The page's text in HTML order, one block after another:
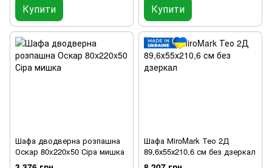
Купити Купити
Шафа дводверна розпашна
Оскар 80x220x50 Сіра мишка
Шафа МiroMark Тео 2Д
89,6х55х210,6 см без дзеркал